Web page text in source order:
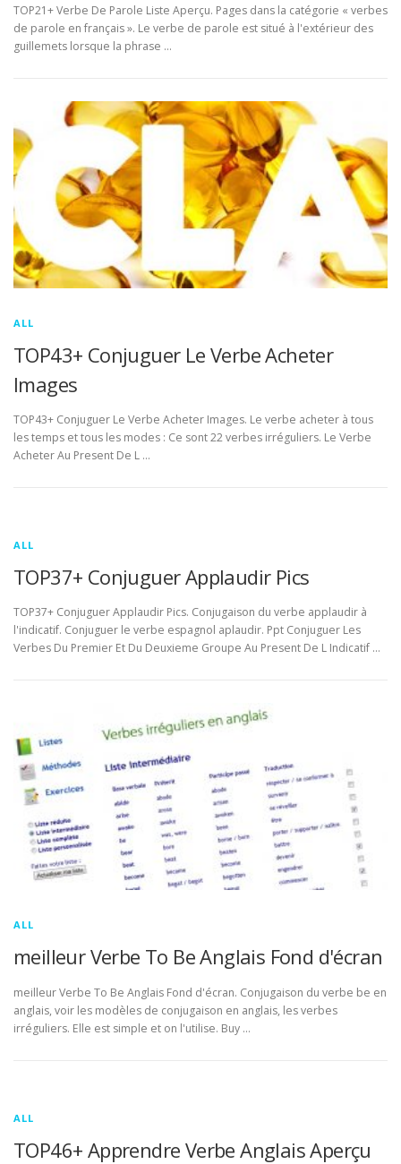
TOP21+ Verbe De Parole Liste Aperçu. Pages dans la catégorie « verbes
de parole en français ». Le verbe de parole est situé à l'extérieur des
guillemets lorsque la phrase …
ALL
TOP43+ Conjuguer Le Verbe Acheter
Images
TOP43+ Conjuguer Le Verbe Acheter Images. Le verbe acheter à tous
les temps et tous les modes : Ce sont 22 verbes irréguliers. Le Verbe
Acheter Au Present De L …
ALL
TOP37+ Conjuguer Applaudir Pics
TOP37+ Conjuguer Applaudir Pics. Conjugaison du verbe applaudir à
l'indicatif. Conjuguer le verbe espagnol aplaudir. Ppt Conjuguer Les
Verbes Du Premier Et Du Deuxieme Groupe Au Present De L Indicatif …
ALL
meilleur Verbe To Be Anglais Fond d'écran
meilleur Verbe To Be Anglais Fond d'écran. Conjugaison du verbe be en
anglais, voir les modèles de conjugaison en anglais, les verbes
irréguliers. Elle est simple et on l'utilise. Buy …
ALL
TOP46+ Apprendre Verbe Anglais Aperçu